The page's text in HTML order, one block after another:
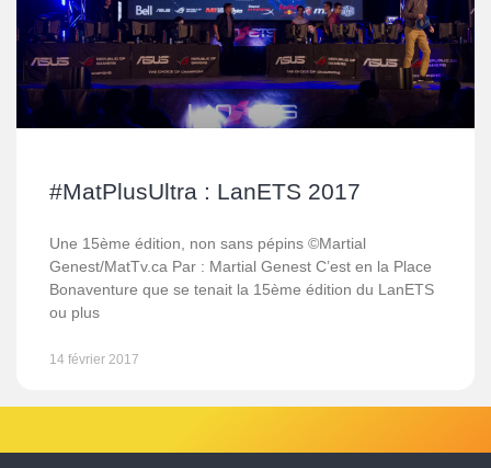
#MatPlusUltra : LanETS 2017
Une 15ème édition, non sans pépins ©Martial
Genest/MatTv.ca Par : Martial Genest C’est en la Place
Bonaventure que se tenait la 15ème édition du LanETS
ou plus
14 février 2017